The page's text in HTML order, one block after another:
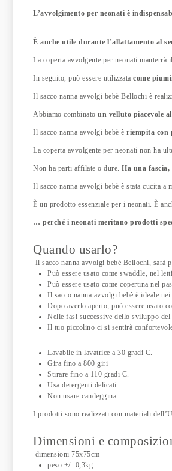
L’avvolgimento per neonati è
È anche utile durante l’allattamento al
La coperta avvolgente per neonati
In seguito, può essere utilizzatacome
Il sacco nanna avvolgi bebè Bellochi è
Abbiamo combinatoun velluto piacevole
Il sacco nanna avvolgi bebè èriempita con
La coperta avvolgente per neonati non ha
Non ha parti affilate o dure.Ha una fascia,
Il sacco nanna avvolgi bebè è stata cucita
È un prodotto essenziale per i neonati. È
… perché i neonati meritano prodotti
Quando usarlo?
Il sacco nanna avvolgi bebè Bellochi,
Può essere usato come swaddle, nel
Può essere usato come copertina nel
Il sacco nanna avvolgi bebè è ideale
Dopo averlo aperto, può essere usato
Nelle fasi successive dello sviluppo
Il tuo piccolino ci si sentirà
Lavabile in lavatrice a 30 gradi C.
Gira fino a 800 giri
Stirare fino a 110 gradi C.
Usa detergenti delicati
Non usare candeggina
I prodotti sono realizzati con materiali
Dimensioni e
dimensioni 75x75cm
peso +/- 0,3kg